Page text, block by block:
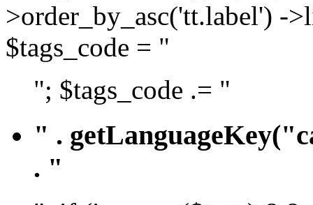
>order_by_asc('tt.label') -
$tags_code = "
"; $tags_code .= "
" .
. "